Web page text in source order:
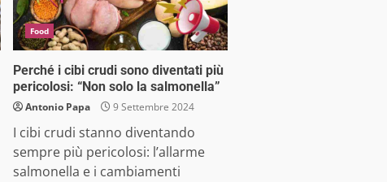
Food
Perché i cibi crudi sono diventati più
pericolosi: “Non solo la salmonella”
Antonio Papa 9 Settembre 2024
I cibi crudi stanno diventando
sempre più pericolosi: l’allarme
salmonella e i cambiamenti